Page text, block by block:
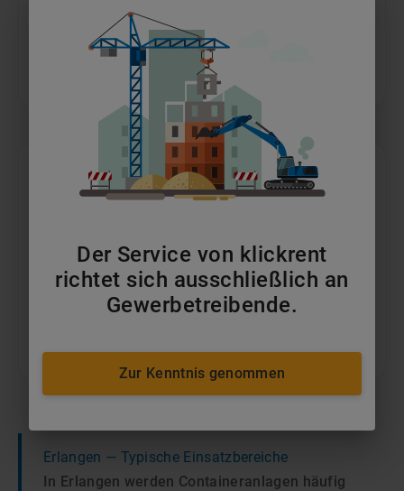
Büro-/Mannschaftscontainer ab 140 €/Monat
Erlangen — Typische Einsatzbereiche
In Erlangen werden Containeranlagen häufig
Der Service von klickrent
richtet sich ausschließlich an
Gewerbetreibende.
Zur Kenntnis genommen